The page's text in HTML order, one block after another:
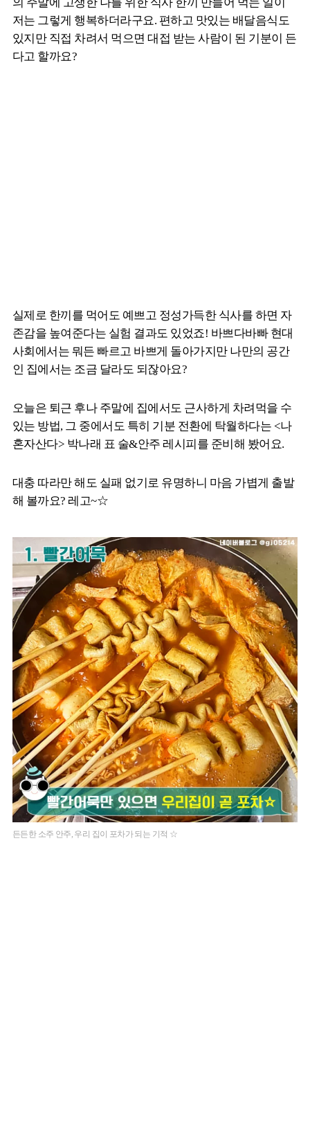
저는 그렇게 행복하더라구요. 편하고 맛있는 배달음식도
있지만 직접 차려서 먹으면 대접 받는 사람이 된 기분이 든
다고 할까요?
실제로 한끼를 먹어도 예쁘고 정성가득한 식사를 하면 자
존감을 높여준다는 실험 결과도 있었죠! 바쁘다바빠 현대
사회에서는 뭐든 빠르고 바쁘게 돌아가지만 나만의 공간
인 집에서는 조금 달라도 되잖아요?
오늘은 퇴근 후나 주말에 집에서도 근사하게 차려먹을 수
있는 방법, 그 중에서도 특히 기분 전환에 탁월하다는 <나
혼자산다> 박나래 표 술&안주 레시피를 준비해 봤어요.
대충 따라만 해도 실패 없기로 유명하니 마음 가볍게 출발
해 볼까요? 레고~☆
든든한 소주 안주, 우리 집이 포차가 되는 기적 ☆